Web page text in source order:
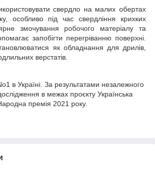
свердло на малих обертах
особливо під час свердління крихких
змочування робочого матеріалу та
запобігти перегріванню поверхні.
як обладнання для дрилів,
верстатів.
в Україні. За результатами незалежного
в межах проєкту Українська
премія 2021 року.